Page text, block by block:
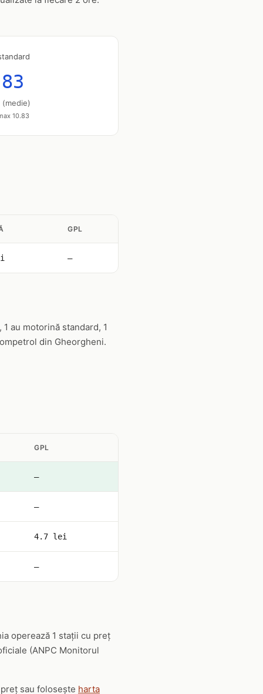
(medie)
10.83
GPL
—
au motorină standard, 1
din Gheorgheni.
GPL
—
—
4.7 lei
—
operează 1 stații cu preț
(ANPC Monitorul
sau folosește harta